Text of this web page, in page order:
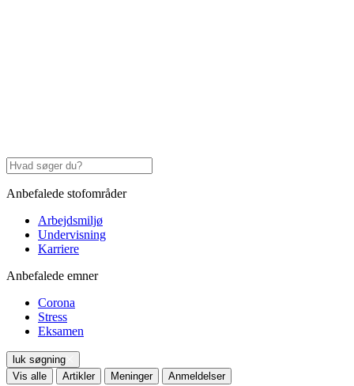
Anbefalede stofområder
Arbejdsmiljø
Undervisning
Karriere
Anbefalede emner
Corona
Stress
Eksamen
luk søgning
Vis alle
Artikler Meninger Anmeldelser